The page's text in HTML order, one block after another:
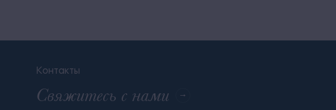
Контакты
Свяжитесь с нами